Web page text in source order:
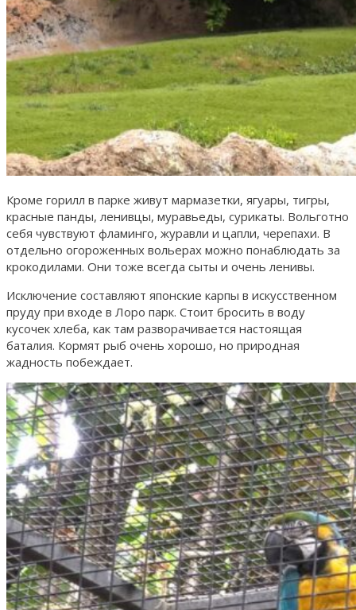
Кроме горилл в парке живут мармазетки, ягуары, тигры,
красные панды, ленивцы, муравьеды, сурикаты. Вольготно
себя чувствуют фламинго, журавли и цапли, черепахи. В
отдельно огороженных вольерах можно понаблюдать за
крокодилами. Они тоже всегда сыты и очень ленивы.
Исключение составляют японские карпы в искусственном
пруду при входе в Лоро парк. Стоит бросить в воду
кусочек хлеба, как там разворачивается настоящая
баталия. Кормят рыб очень хорошо, но природная
жадность побеждает.